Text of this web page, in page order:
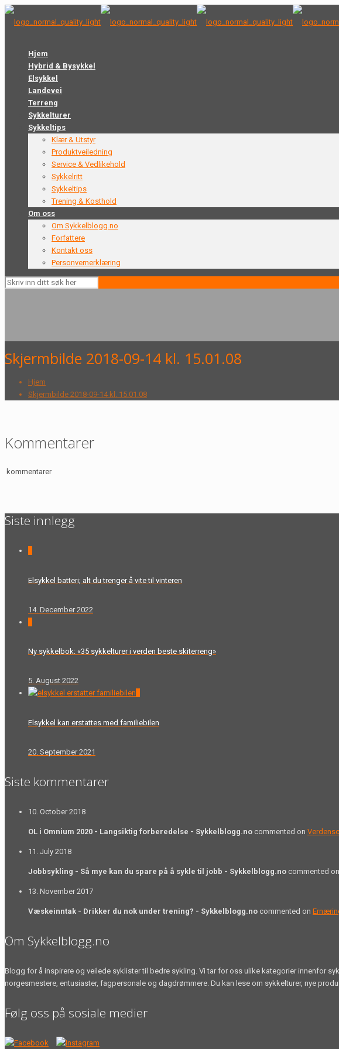
Hjem
Hybrid & Bysykkel
Elsykkel
Landevei
Terreng
Sykkelturer
Sykkeltips
Klær & Utstyr
Produktveiledning
Service & Vedlikehold
Sykkelritt
Sykkeltips
Trening & Kosthold
Om oss
Om Sykkelblogg.no
Forfattere
Kontakt oss
Personvernerklæring
Skjermbilde 2018-09-14 kl. 15.01.08
Hjem
Skjermbilde 2018-09-14 kl. 15.01.08
Kommentarer
kommentarer
Siste innlegg
Elsykkel batteri; alt du trenger å vite til vinteren
14. December 2022
Ny sykkelbok: «35 sykkelturer i verden beste skiterreng»
5. August 2022
Elsykkel kan erstattes med familiebilen
20. September 2021
Siste kommentarer
10. October 2018
OL i Omnium 2020 - Langsiktig forberedelse - Sykkelblogg.no commented on
11. July 2018
Jobbsykling - Så mye kan du spare på å sykle til jobb - Sykkelblogg.no commented on
13. November 2017
Væskeinntak - Drikker du nok under trening? - Sykkelblogg.no commented on
Om Sykkelblogg.no
Blogg for å inspirere og veilede syklister til bedre sykling. Vi tar for oss ulike kategorier innenfor
norgesmestere, entusiaster, fagpersonale og dagdrømmere. Du kan lese om sykkelturer, nye
Følg oss på sosiale medier